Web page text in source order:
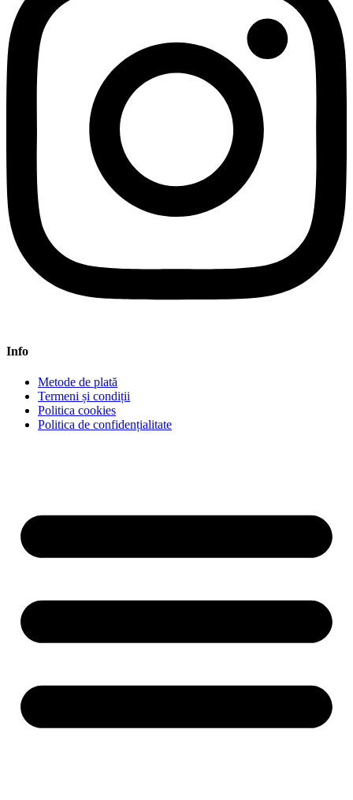
Info
Metode de plată
Termeni și condiții
Politica cookies
Politica de confidențialitate